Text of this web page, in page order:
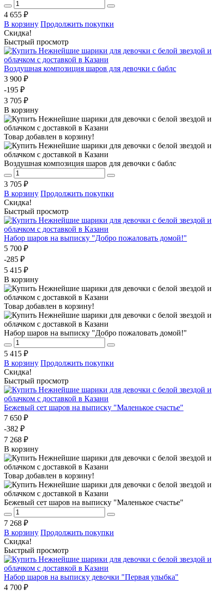
4 655 ₽
В корзину Продолжить покупки
Скидка!
Быстрый просмотр
Воздушная композиция шаров для девочки с баблс
3 900 ₽
-195 ₽
3 705 ₽
В корзину
Товар добавлен в корзину!
Воздушная композиция шаров для девочки с баблс
3 705 ₽
В корзину Продолжить покупки
Скидка!
Быстрый просмотр
Набор шаров на выписку "Добро пожаловать домой!"
5 700 ₽
-285 ₽
5 415 ₽
В корзину
Товар добавлен в корзину!
Набор шаров на выписку "Добро пожаловать домой!"
5 415 ₽
В корзину Продолжить покупки
Скидка!
Быстрый просмотр
Бежевый сет шаров на выписку "Маленькое счастье"
7 650 ₽
-382 ₽
7 268 ₽
В корзину
Товар добавлен в корзину!
Бежевый сет шаров на выписку "Маленькое счастье"
7 268 ₽
В корзину Продолжить покупки
Скидка!
Быстрый просмотр
Набор шаров на выписку девочки "Первая улыбка"
4 700 ₽